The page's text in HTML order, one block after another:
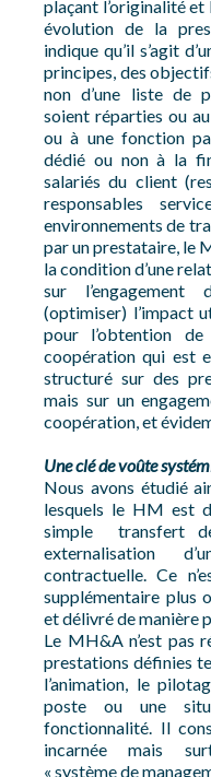
plaçant l’originalité
évolution de la
indique qu’il s’agit
principes, des
non d’une liste de
soient réparties ou
ou à une fonction
dédié ou non à la
salariés du client
responsables
environnements de
par un prestataire, le
la condition d’une
sur
(optimiser) l’impact
pour l’obtention de
coopération qui est
structuré sur des
mais sur un
coopération, et
Une clé de voûte
Nous avons étudié
lesquels le HM est
simple transfert
externalisation
contractuelle. Ce
supplémentaire plus
et délivré de manière
Le MH&A n’est pas
prestations définies
l’animation, le
poste ou une
fonctionnalité. Il
incarnée mais
« système de